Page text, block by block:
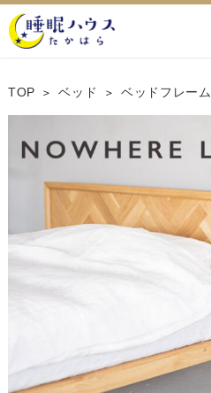
TOP ベッド ベッドフレーム